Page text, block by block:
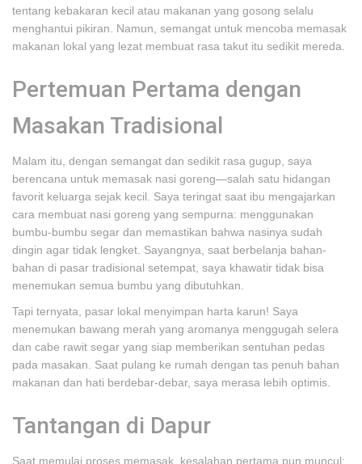
tentang kebakaran kecil atau makanan yang gosong selalu
menghantui pikiran. Namun, semangat untuk mencoba memasak
makanan lokal yang lezat membuat rasa takut itu sedikit mereda.
Pertemuan Pertama dengan
Masakan Tradisional
Malam itu, dengan semangat dan sedikit rasa gugup, saya
berencana untuk memasak nasi goreng—salah satu hidangan
favorit keluarga sejak kecil. Saya teringat saat ibu mengajarkan
cara membuat nasi goreng yang sempurna: menggunakan
bumbu-bumbu segar dan memastikan bahwa nasinya sudah
dingin agar tidak lengket. Sayangnya, saat berbelanja bahan-
bahan di pasar tradisional setempat, saya khawatir tidak bisa
menemukan semua bumbu yang dibutuhkan.
Tapi ternyata, pasar lokal menyimpan harta karun! Saya
menemukan bawang merah yang aromanya menggugah selera
dan cabe rawit segar yang siap memberikan sentuhan pedas
pada masakan. Saat pulang ke rumah dengan tas penuh bahan
makanan dan hati berdebar-debar, saya merasa lebih optimis.
Tantangan di Dapur
Saat memulai proses memasak, kesalahan pertama pun muncul: